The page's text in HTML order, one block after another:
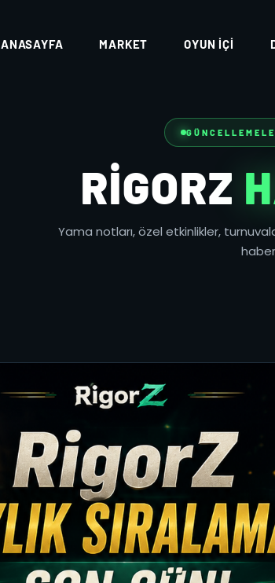
ANASAYFA MARKET OYUN İÇI
RIGORZ
Yama notları, özel etkinlikler,